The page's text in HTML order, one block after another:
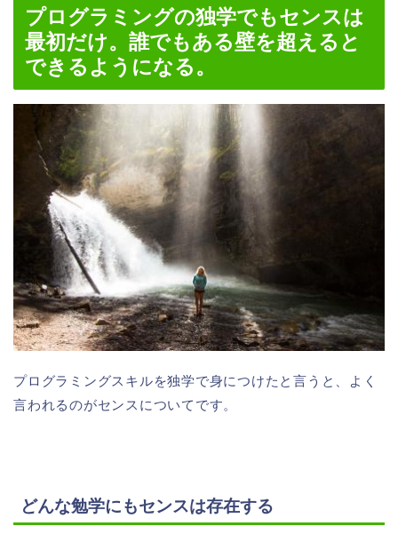
プログラミングの独学でもセンスは
最初だけ。誰でもある壁を超えると
できるようになる。
プログラミングスキルを独学で身につけたと言うと、よく
言われるのがセンスについてです。
どんな勉学にもセンスは存在する